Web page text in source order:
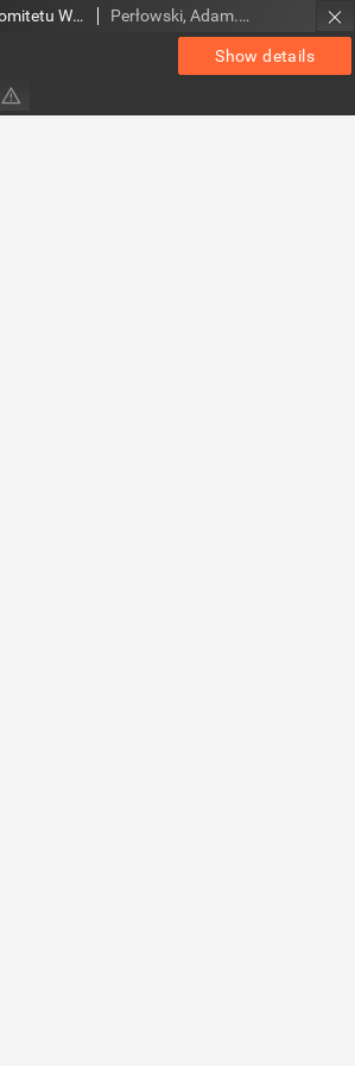
Show details
Słowo Ludu : organ Komitetu Wojewódzkiego Polskiej Zjednoczonej Partii Robotniczej, 1983, R.XXXV, nr 6 Perłowski, Adam. Red.